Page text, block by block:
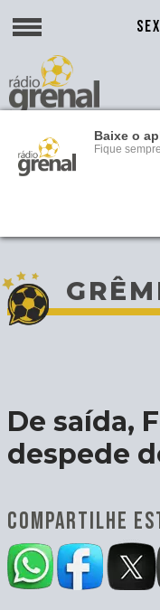
Baixe o
Fique
De saída,
despede
COMPARTILHE